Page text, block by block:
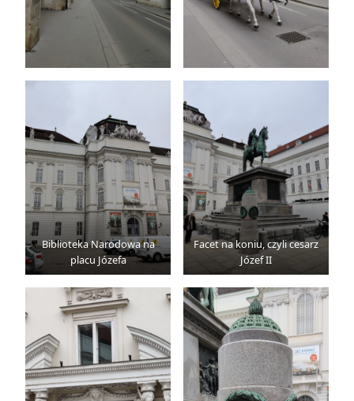
Biblioteka Narodowa na
placu Józefa
Facet na koniu, czyli cesarz
Józef II